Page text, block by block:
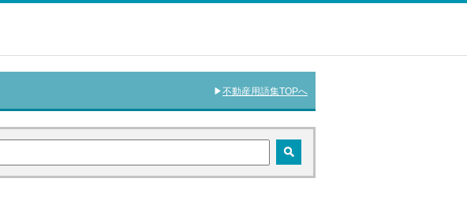
不動産用語集TOPへ